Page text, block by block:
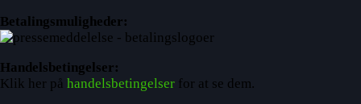
Betalingsmuligheder:
Handelsbetingelser:
Klik her på handelsbetingelser for at se dem.